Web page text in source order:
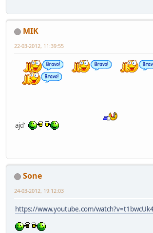
MIK
22-03-2012, 11:39:55
ajd'
Sone
24-03-2012, 19:12:03
https://www.youtube.com/